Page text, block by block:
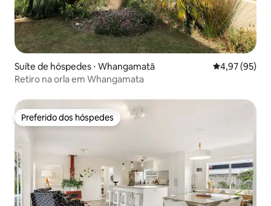
Suíte de hóspedes ⋅ Whangamatā 4,97 de uma
4,97 (95)
Retiro na orla em Whangamata
Preferido dos hóspedes
Preferido dos hóspedes